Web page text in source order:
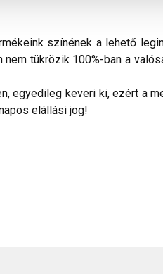
színének a lehető
tükrözik 100%-ban a
egyedileg keveri ki, ezért a
elállási jog!